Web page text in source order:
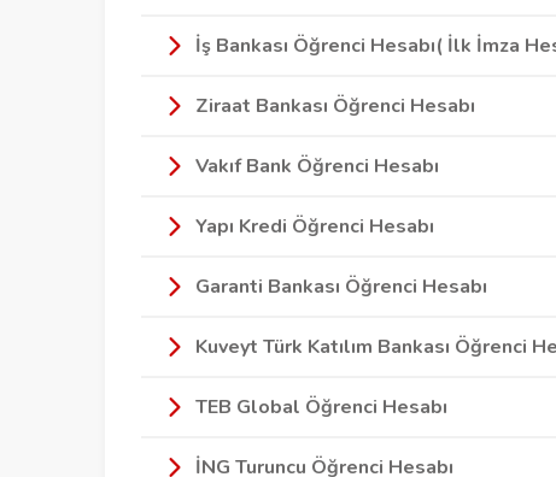
İş Bankası Öğrenci Hesabı( İlk İmza
Ziraat Bankası Öğrenci Hesabı
Vakıf Bank Öğrenci Hesabı
Yapı Kredi Öğrenci Hesabı
Garanti Bankası Öğrenci Hesabı
Kuveyt Türk Katılım Bankası Öğrenci
TEB Global Öğrenci Hesabı
İNG Turuncu Öğrenci Hesabı